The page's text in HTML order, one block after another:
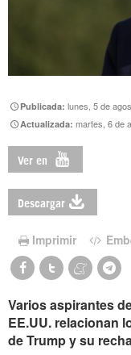
Publicada:lunes, 5 de
Actualizada:martes, 6 de
Ver en
Descargar
Imprimir
Varios aspirantes
EE.UU. relacionan
de Trump y su